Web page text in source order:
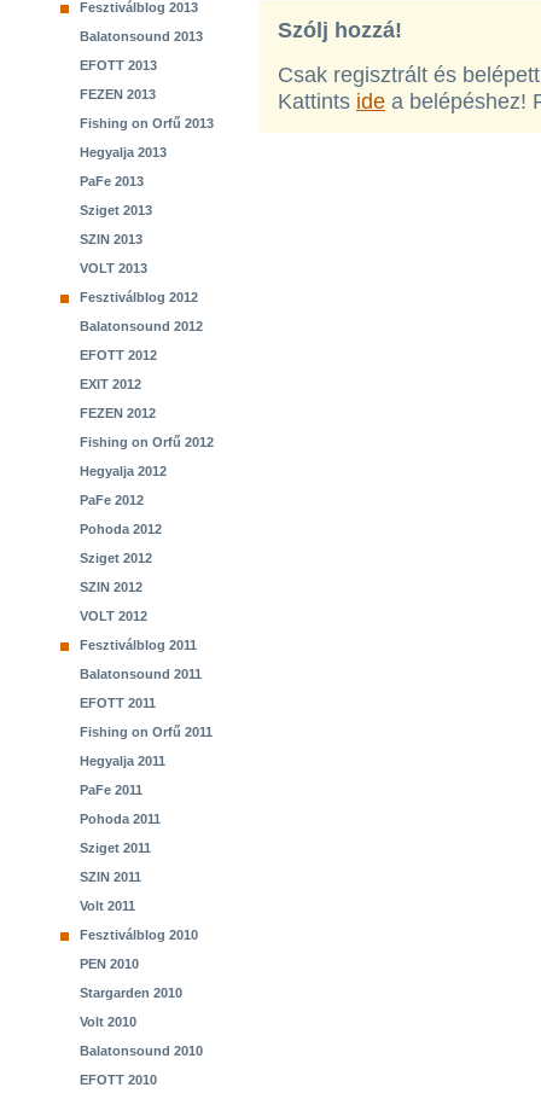
Fesztiválblog 2013
Balatonsound 2013
EFOTT 2013
FEZEN 2013
Fishing on Orfű 2013
Hegyalja 2013
PaFe 2013
Sziget 2013
SZIN 2013
VOLT 2013
Fesztiválblog 2012
Balatonsound 2012
EFOTT 2012
EXIT 2012
FEZEN 2012
Fishing on Orfű 2012
Hegyalja 2012
PaFe 2012
Pohoda 2012
Sziget 2012
SZIN 2012
VOLT 2012
Fesztiválblog 2011
Balatonsound 2011
EFOTT 2011
Fishing on Orfű 2011
Hegyalja 2011
PaFe 2011
Pohoda 2011
Sziget 2011
SZIN 2011
Volt 2011
Fesztiválblog 2010
PEN 2010
Stargarden 2010
Volt 2010
Balatonsound 2010
EFOTT 2010
Szólj hozzá!
Csak regisztrált és
Kattints ide a belépéshez!